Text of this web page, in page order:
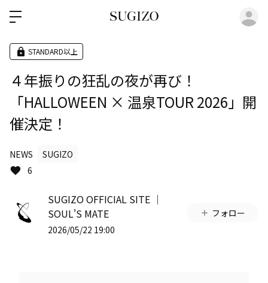
STANDARD以上
４年振りの狂乱の夜が再び！
「HALLOWEEN × 温泉TOUR 2026」開
催決定！
NEWS
SUGIZO
6
SUGIZO OFFICIAL SITE │
SOUL'S MATE
2026/05/22 19:00
フォロー